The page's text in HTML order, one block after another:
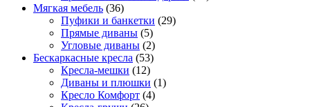
Мягкая мебель (36)
Пуфики и банкетки (29)
Прямые диваны (5)
Угловые диваны (2)
Бескаркасные кресла (53)
Кресла-мешки (12)
Диваны и плюшки (1)
Кресло Комфорт (4)